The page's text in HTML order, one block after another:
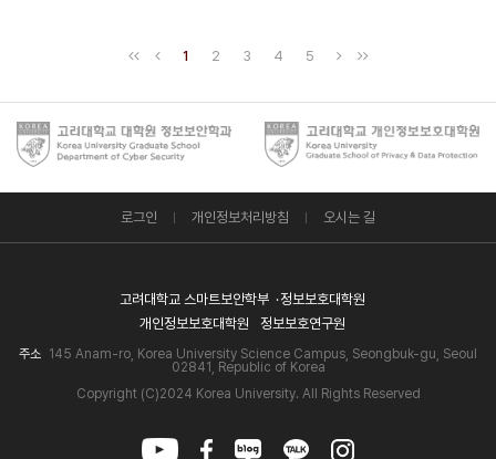
1 2 3 4 5
로그인 개인정보처리방침 오시는 길
고려대학교 스마트보안학부
정보보호대학원
개인정보보호대학원
정보보호연구원
주소 145 Anam-ro, Korea University Science Campus, Seongbuk-gu, Seoul
02841, Republic of Korea
Copyright (C)2024 Korea University. All Rights Reserved